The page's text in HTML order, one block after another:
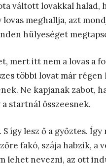
váltott lovakkal halad,
meghallja, azt
hülyeséget
mert itt nem a lovas a
többi lovat már régen
Ne kapjanak zabot,
startnál összeesnek.
így lesz ő a győztes.
fakó, szája habzik, a
lehet nevezni, az ott